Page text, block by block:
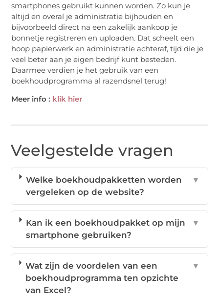
smartphones gebruikt kunnen worden. Zo kun je
altijd en overal je administratie bijhouden en
bijvoorbeeld direct na een zakelijk aankoop je
bonnetje registreren en uploaden. Dat scheelt een
hoop papierwerk en administratie achteraf, tijd die je
veel beter aan je eigen bedrijf kunt besteden.
Daarmee verdien je het gebruik van een
boekhoudprogramma al razendsnel terug!
Meer info : klik hier
Veelgestelde vragen
Welke boekhoudpakketten worden
vergeleken op de website?
▼
Kan ik een boekhoudpakket op mijn
smartphone gebruiken?
▼
Wat zijn de voordelen van een
boekhoudprogramma ten opzichte
van Excel?
▼